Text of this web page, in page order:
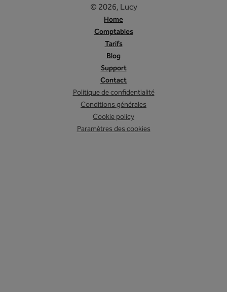
© 2026, Lucy
Home
Comptables
Tarifs
Blog
Support
Contact
Politique de confidentialité
Conditions générales
Cookie policy
Paramètres des cookies